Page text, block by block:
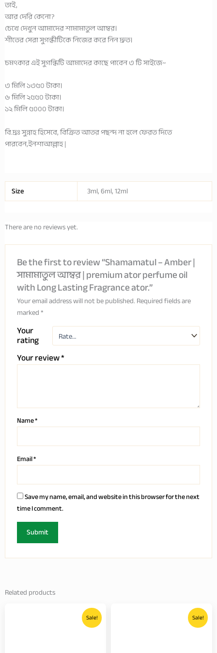
তাই,
আর দেরি কেনো?
চেখে দেখুন আমাদের শামামাতুল আম্বর।
শীতের সেরা সুগন্ধীটিকে নিজের করে নিন দ্রুত।
চমৎকার এই সুগন্ধিটি আমাদের কাছে পাবেন ৩ টি সাইজে~
৩ মিলি ১৩৫০ টাকা।
৬ মিলি ২৫৫০ টাকা।
১২ মিলি ৫০০০ টাকা।
বি.দ্রঃ সুন্নাহ হিসেবে, বিক্রিত আতর পছন্দ না হলে ফেরত দিতে
পারবেন,ইনশাআল্লাহ |
Size 3ml, 6ml, 12ml
There are no reviews yet.
Be the first to review “Shamamatul – Amber |
সামামাতুল আম্বর | premium ator perfume oil
with Long Lasting Fragrance ator.”
Your email address will not be published.Required fields are
marked*
Your
rating
Your review*
Name*
Email*
Save my name, email, and website in this browser for the next
time I comment.
Related products
Sale!
Price
range:
2,550.00৳
Sale!
Price
range: